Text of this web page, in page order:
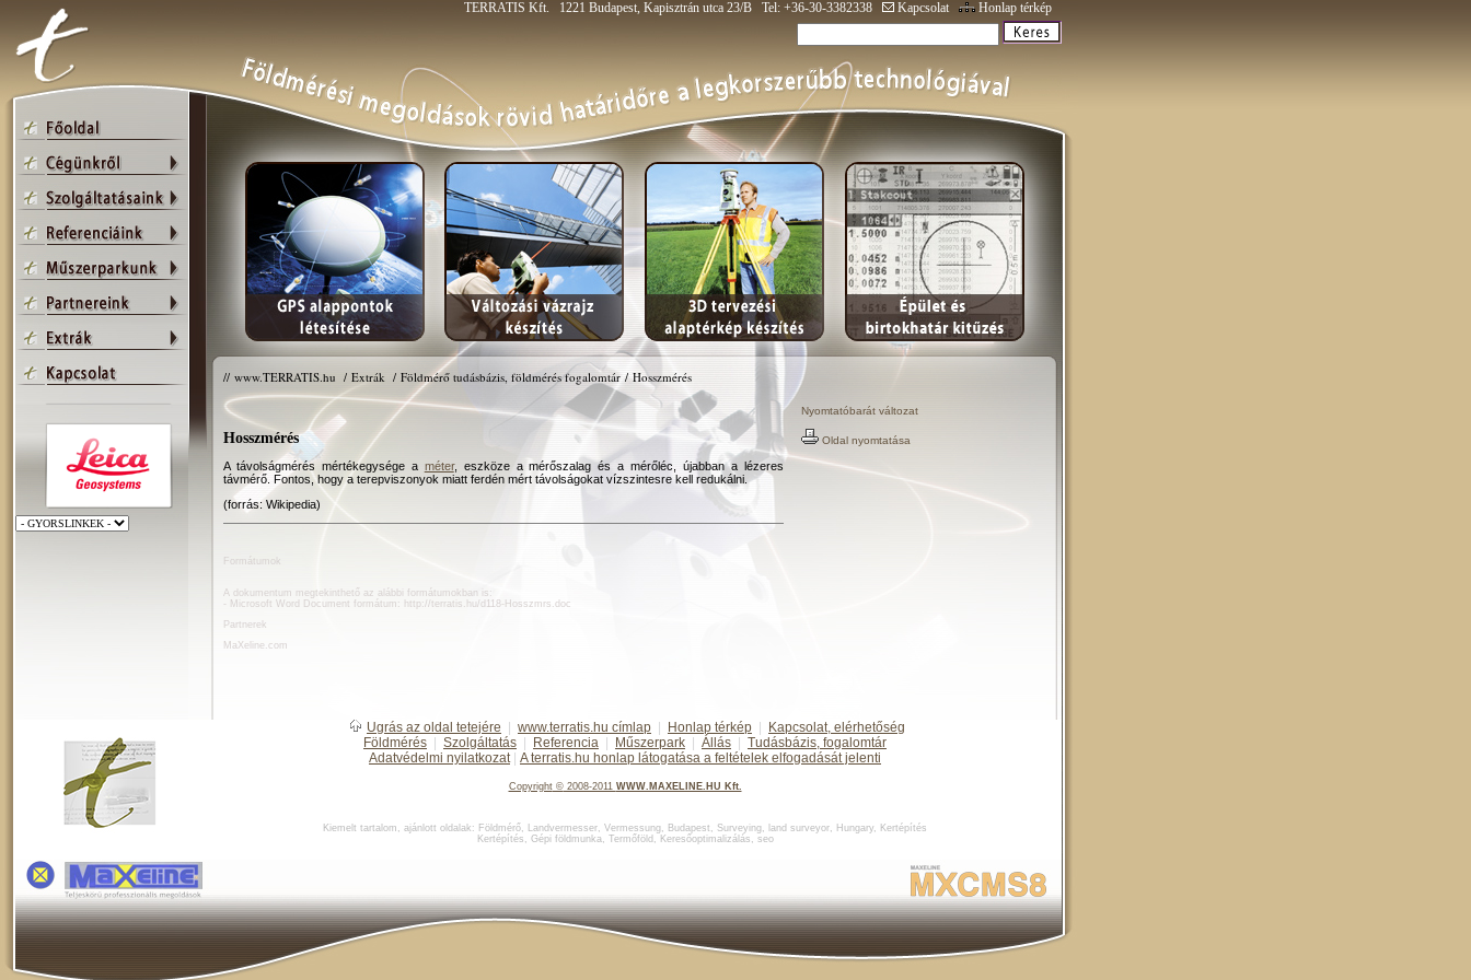
TERRATIS Kft. 1221 Budapest, Kapisztrán utca 23/B Tel: +36-30-3382338 Kapcsolat Honlap térkép
// www.TERRATIS.hu / Extrák / Földmérő tudásbázis, földmérés fogalomtár /Hosszmérés
Hosszmérés
A távolságmérés mértékegysége a méter, eszköze a mérőszalag és a mérőléc, újabban a lézeres
távmérő. Fontos, hogy a terepviszonyok miatt ferdén mért távolságokat vízszintesre kell redukálni.
(forrás: Wikipedia)
Formátumok
A dokumentum megtekinthető az alábbi formátumokban is:
- Microsoft Word Document formátum:
http://terratis.hu/d118-Hosszmrs.doc
Partnerek
MaXeline.com
Nyomtatóbarát változat
Oldal nyomtatása
Ugrás az oldal tetejére www.terratis.hu címlap Honlap térkép
Kapcsolat, elérhetőség
Földmérés
Szolgáltatás Referencia Műszerpark Állás
Tudásbázis, fogalomtár
Adatvédelmi nyilatkozat
A terratis.hu honlap látogatása a feltételek elfogadását jelenti
Copyright©2008-2011 WWW.MAXELINE.HU Kft.
Kiemelt tartalom, ajánlott oldalak: Földmérő, Landvermesser, Vermessung, Budapest , Surveying, land surveyor, Hungary, Kertépítés
Kertépítés , Gépi földmunka, Termőföld , Keresőoptimalizálás , seo